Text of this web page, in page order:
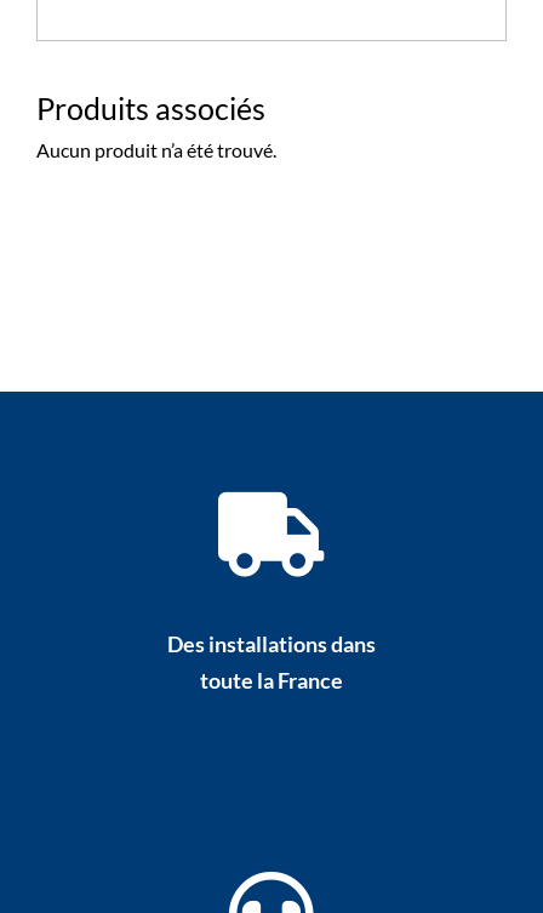
Produits associés
Aucun produit n’a été trouvé.
Des installations dans
toute la France